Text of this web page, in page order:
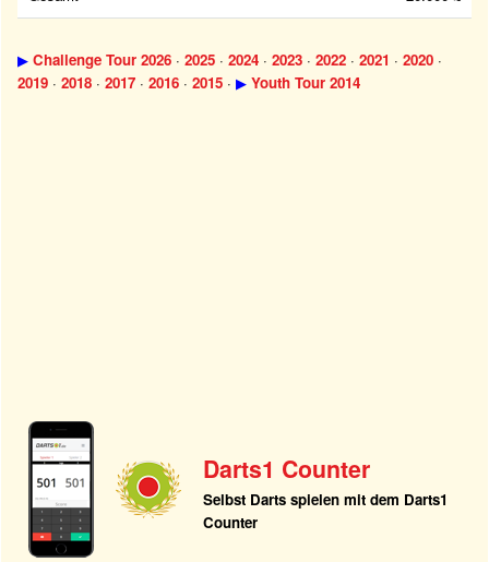
▶ Challenge Tour 2026 · 2025 · 2024 · 2023 · 2022 · 2021 · 2020 ·
2019 · 2018 · 2017 · 2016 · 2015 · ▶ Youth Tour 2014
Darts1 Counter
Selbst Darts spielen mit dem Darts1
Counter